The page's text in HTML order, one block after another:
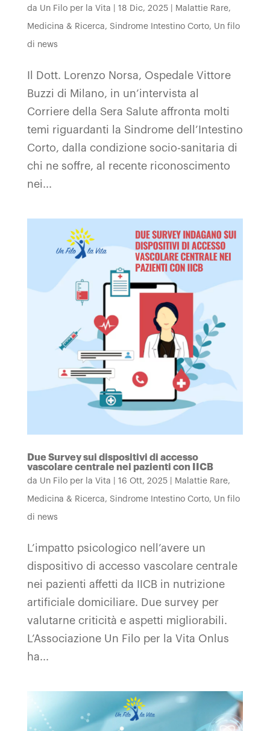
da Un Filo per la Vita 18 Dic, 2025| Malattie Rare,
Medicina & Ricerca, Sindrome Intestino Corto, Un filo
di news
Il Dott. Lorenzo Norsa, Ospedale Vittore
Buzzi di Milano, in un’intervista al
Corriere della Sera Salute affronta molti
temi riguardanti la Sindrome dell’Intestino
Corto, dalla condizione socio-sanitaria di
chi ne soffre, al recente riconoscimento
nei...
Due Survey sui dispositivi di accesso
vascolare centrale nei pazienti con IICB
da Un Filo per la Vita 16 Ott, 2025| Malattie Rare,
Medicina & Ricerca, Sindrome Intestino Corto, Un filo
di news
L’impatto psicologico nell’avere un
dispositivo di accesso vascolare centrale
nei pazienti affetti da IICB in nutrizione
artificiale domiciliare. Due survey per
valutarne criticità e aspetti migliorabili.
L’Associazione Un Filo per la Vita Onlus
ha...